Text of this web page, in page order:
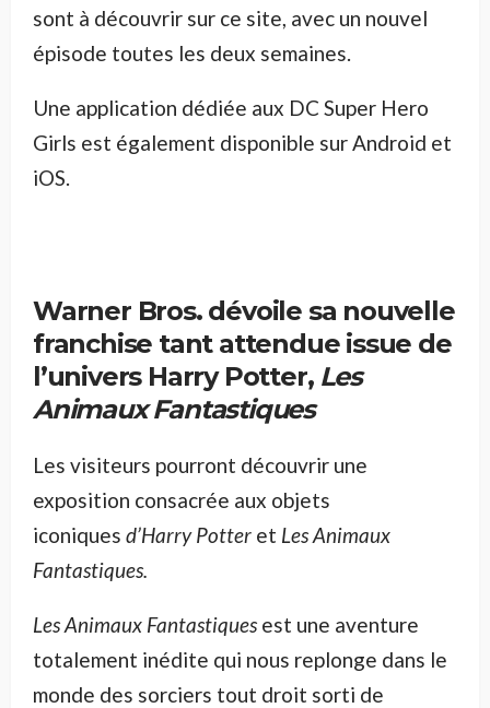
sont à découvrir sur ce site, avec un nouvel
épisode toutes les deux semaines.
Une application dédiée aux DC Super Hero
Girls est également disponible sur Android et
iOS.
Warner Bros. dévoile sa nouvelle
franchise tant attendue issue de
l’univers Harry Potter, Les
Animaux Fantastiques
Les visiteurs pourront découvrir une
exposition consacrée aux objets
iconiques d’Harry Potter et Les Animaux
Fantastiques.
Les Animaux Fantastiques est une aventure
totalement inédite qui nous replonge dans le
monde des sorciers tout droit sorti de